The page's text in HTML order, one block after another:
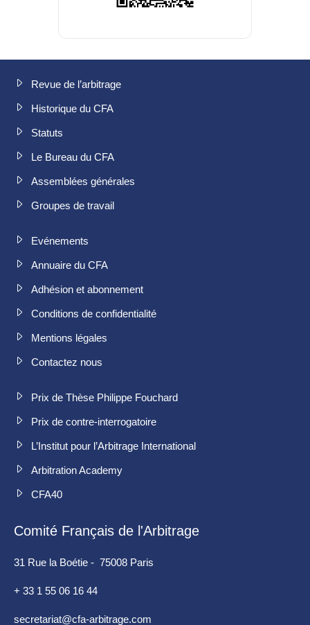
Revue de l’arbitrage
Historique du CFA
Statuts
Le Bureau du CFA
Assemblées générales
Groupes de travail
Evénements
Annuaire du CFA
Adhésion et abonnement
Conditions de confidentialité
Mentions légales
Contactez nous
Prix de Thèse Philippe Fouchard
Prix de contre-interrogatoire
L’Institut pour l’Arbitrage International
Arbitration Academy
CFA40
Comité Français de l'Arbitrage
31 Rue la Boétie - 75008 Paris
+ 33 1 55 06 16 44
secretariat@cfa-arbitrage.com